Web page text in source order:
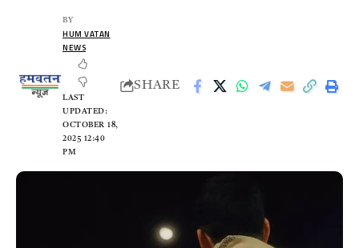
LAST
UPDATED:
OCTOBER 18,
2025 12:40
PM
BY
HUM VATAN
NEWS
SHARE